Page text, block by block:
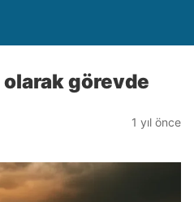
görevde
1 yıl önce